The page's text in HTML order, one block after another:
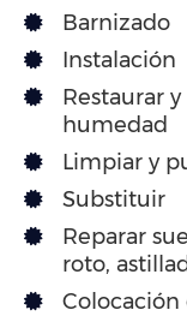
Barnizado
Instalación
Restaurar
humedad
Limpiar y
Substituir
Reparar
roto,